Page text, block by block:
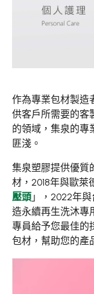
作為專業包材製造
供客戶所需要的客
的領域，集泉的專
匪淺。
集泉塑膠提供優質
材，2018年與歐萊
壓頭 」，2022年
造永續再生洗沐專
專員給予您最佳的
包材，幫助您的產
再生塑膠產品
應用領域
個人護理
生技藥包材
食品包材
居家清潔
工業用途
循環經濟